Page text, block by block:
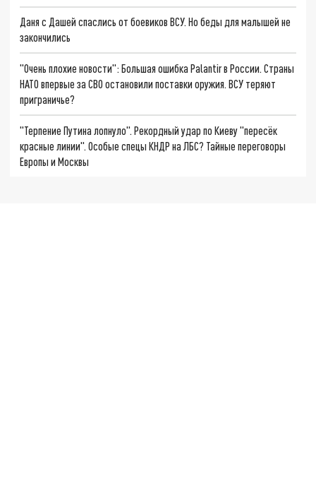
Даня с Дашей спаслись от боевиков ВСУ. Но беды для малышей не
закончились
"Очень плохие новости": Большая ошибка Palantir в России. Страны
НАТО впервые за СВО остановили поставки оружия. ВСУ теряют
приграничье?
"Терпение Путина лопнуло". Рекордный удар по Киеву "пересёк
красные линии". Особые спецы КНДР на ЛБС? Тайные переговоры
Европы и Москвы